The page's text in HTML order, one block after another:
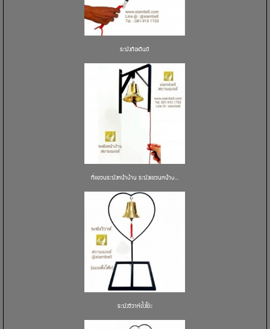
ระฆังถือเดินตี
ที่แขวนระฆังหน้าบ้าน ระฆังแขวนหน้าบ...
ระฆังวิวาห์ตั้งโต๊ะ